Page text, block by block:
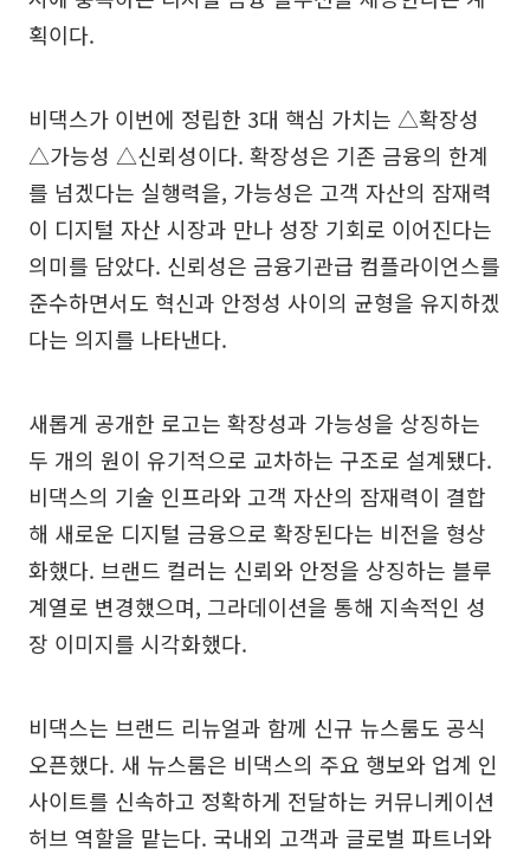
획이다.
비댁스가 이번에 정립한 3대 핵심 가치는 △확장성
△가능성 △신뢰성이다. 확장성은 기존 금융의 한계
를 넘겠다는 실행력을, 가능성은 고객 자산의 잠재력
이 디지털 자산 시장과 만나 성장 기회로 이어진다는
의미를 담았다. 신뢰성은 금융기관급 컴플라이언스를
준수하면서도 혁신과 안정성 사이의 균형을 유지하겠
다는 의지를 나타낸다.
새롭게 공개한 로고는 확장성과 가능성을 상징하는
두 개의 원이 유기적으로 교차하는 구조로 설계됐다.
비댁스의 기술 인프라와 고객 자산의 잠재력이 결합
해 새로운 디지털 금융으로 확장된다는 비전을 형상
화했다. 브랜드 컬러는 신뢰와 안정을 상징하는 블루
계열로 변경했으며, 그라데이션을 통해 지속적인 성
장 이미지를 시각화했다.
비댁스는 브랜드 리뉴얼과 함께 신규 뉴스룸도 공식
오픈했다. 새 뉴스룸은 비댁스의 주요 행보와 업계 인
사이트를 신속하고 정확하게 전달하는 커뮤니케이션
허브 역할을 맡는다. 국내외 고객과 글로벌 파트너와